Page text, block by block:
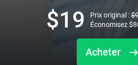
Acheter
$19 Prix original :$
Économisez$